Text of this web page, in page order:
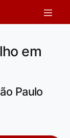
em
Paulo